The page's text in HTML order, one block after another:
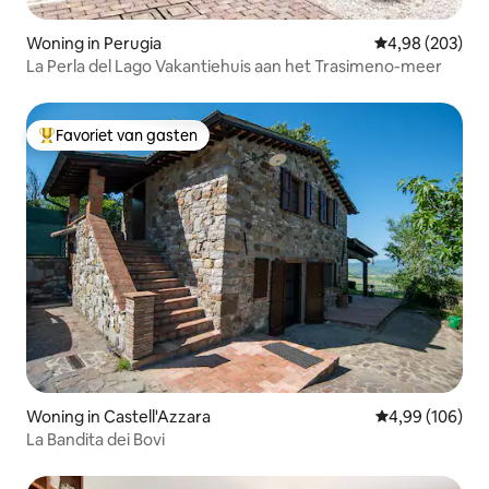
Woning in Perugia Gemiddelde
4,98 (203)
La Perla del Lago Vakantiehuis aan het Trasimeno-meer
Topfavoriet van gasten
Favoriet van gasten
Woning in Castell'Azzara Gemiddelde
4,99 (106)
La Bandita dei Bovi